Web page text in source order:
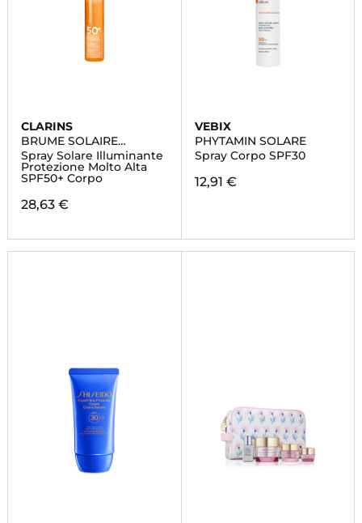
CLARINS
BRUME SOLAIRE
EMBELLISANTE
Spray Solare Illuminante
Protezione Molto Alta
SPF50+ Corpo
28,63 €
VEBIX
PHYTAMIN SOLARE
Spray Corpo SPF30
12,91 €